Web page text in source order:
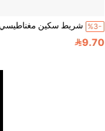
%3-
9.70